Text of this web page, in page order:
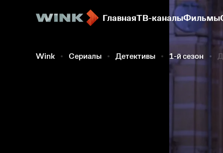
ГлавнаяТВ-каналыФильмы
Wink Сериалы Детективы 1-й сезон